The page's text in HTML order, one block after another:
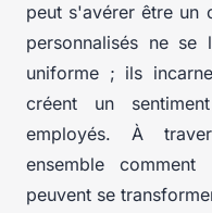
peut s'avérer être un
personnalisés ne
uniforme ; ils
créent un
employés. À
ensemble comment
peuvent se